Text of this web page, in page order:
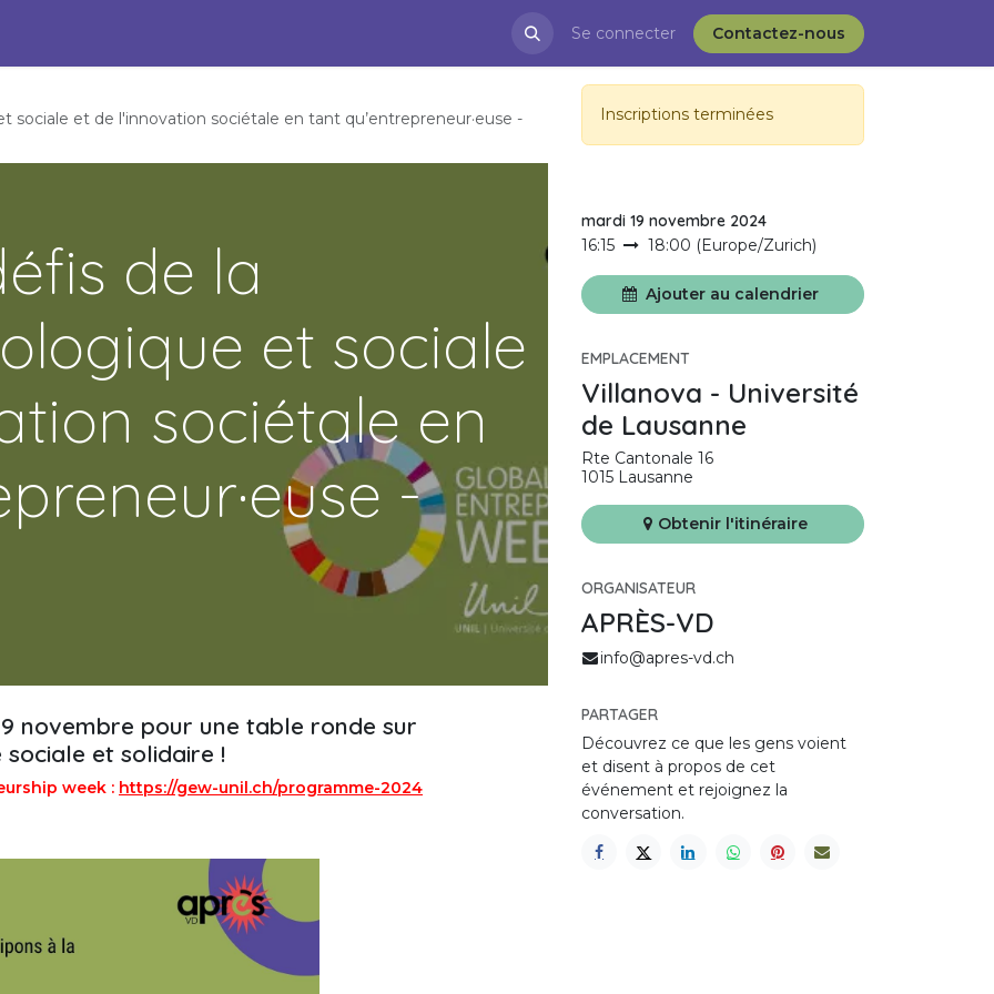
Prestations Blog APRÈS-VD et l'ESS
Se connecter Contactez-nous
sociale et de l'innovation sociétale en tant qu’entrepreneur·euse -
de la
et sociale
sociétale en
-
novembre pour une table ronde sur
et solidaire !
week : https://gew-unil.ch/programme-2024
Inscriptions terminées
mardi 19 novembre 2024
16:15
18:00 (Europe/Zurich)
Ajouter au calendrier
EMPLACEMENT
Villanova - Université
de Lausanne
Rte Cantonale 16
1015 Lausanne
Obtenir l'itinéraire
ORGANISATEUR
APRÈS-VD
info@apres-vd.ch
PARTAGER
Découvrez ce que les gens voient
et disent à propos de cet
événement et rejoignez la
conversation.